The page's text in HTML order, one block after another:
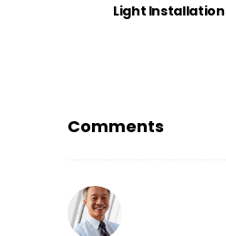
Light
Comments